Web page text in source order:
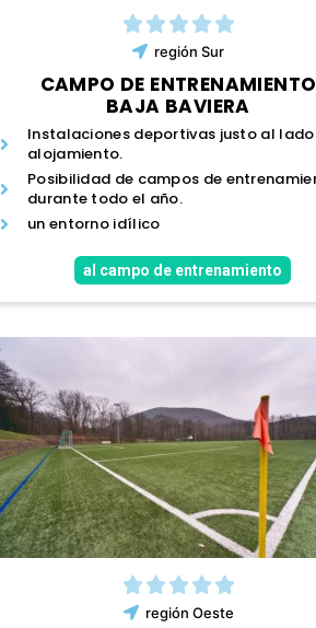
región Sur
CAMPO DE ENTRENAMIENTO
BAJA BAVIERA
Instalaciones deportivas justo al lado
alojamiento.
Posibilidad de campos de
durante todo el año.
un entorno idílico
al campo de entrenamiento
región Oeste